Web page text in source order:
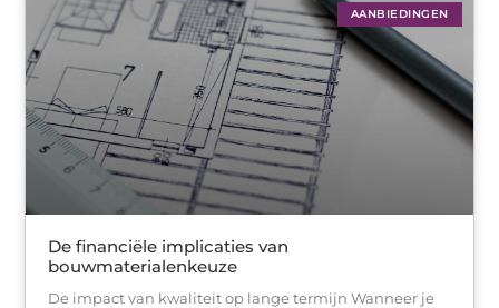
AANBIEDINGEN
De financiële implicaties van
bouwmaterialenkeuze
De impact van kwaliteit op lange termijn Wanneer je